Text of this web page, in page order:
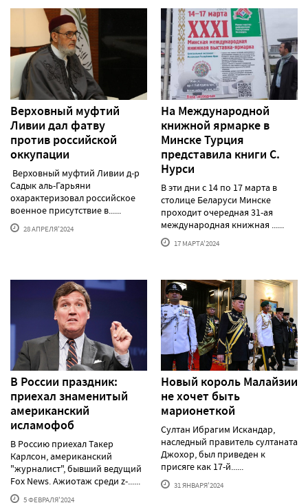
Верховный муфтий
Ливии дал фатву
против российской
оккупации
Верховный муфтий Ливии д-р
Садык аль-Гарьяни
охарактеризовал российское
военное присутствие в......
28 АПРЕЛЯ'2024
На Международной
книжной ярмарке в
Минске Турция
представила книги С.
Нурси
В эти дни с 14 по 17 марта в
столице Беларуси Минске
проходит очередная 31-ая
международная книжная ......
17 МАРТА'2024
В России праздник:
приехал знаменитый
американский
исламофоб
В Россию приехал Такер
Карлсон, американский
"журналист", бывший ведущий
Fox News. Ажиотаж среди z-......
5 ФЕВРАЛЯ'2024
Новый король Малайзии
не хочет быть
марионеткой
Султан Ибрагим Искандар,
наследный правитель султаната
Джохор, был приведен к
присяге как 17-й......
31 ЯНВАРЯ'2024